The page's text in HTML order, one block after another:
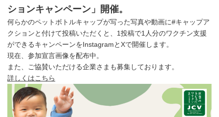
ションキャンペーン」開催。
何らかのペットボトルキャップが写った写真や動画に#キャップア
クションと付けて投稿いただくと、1投稿で1人分のワクチン支援
ができるキャンペーンをInstagramとXで開催します。
現在、参加宣言画像を配布中。
また、ご協賛いただける企業さまも募集しております。
詳しくはこちら